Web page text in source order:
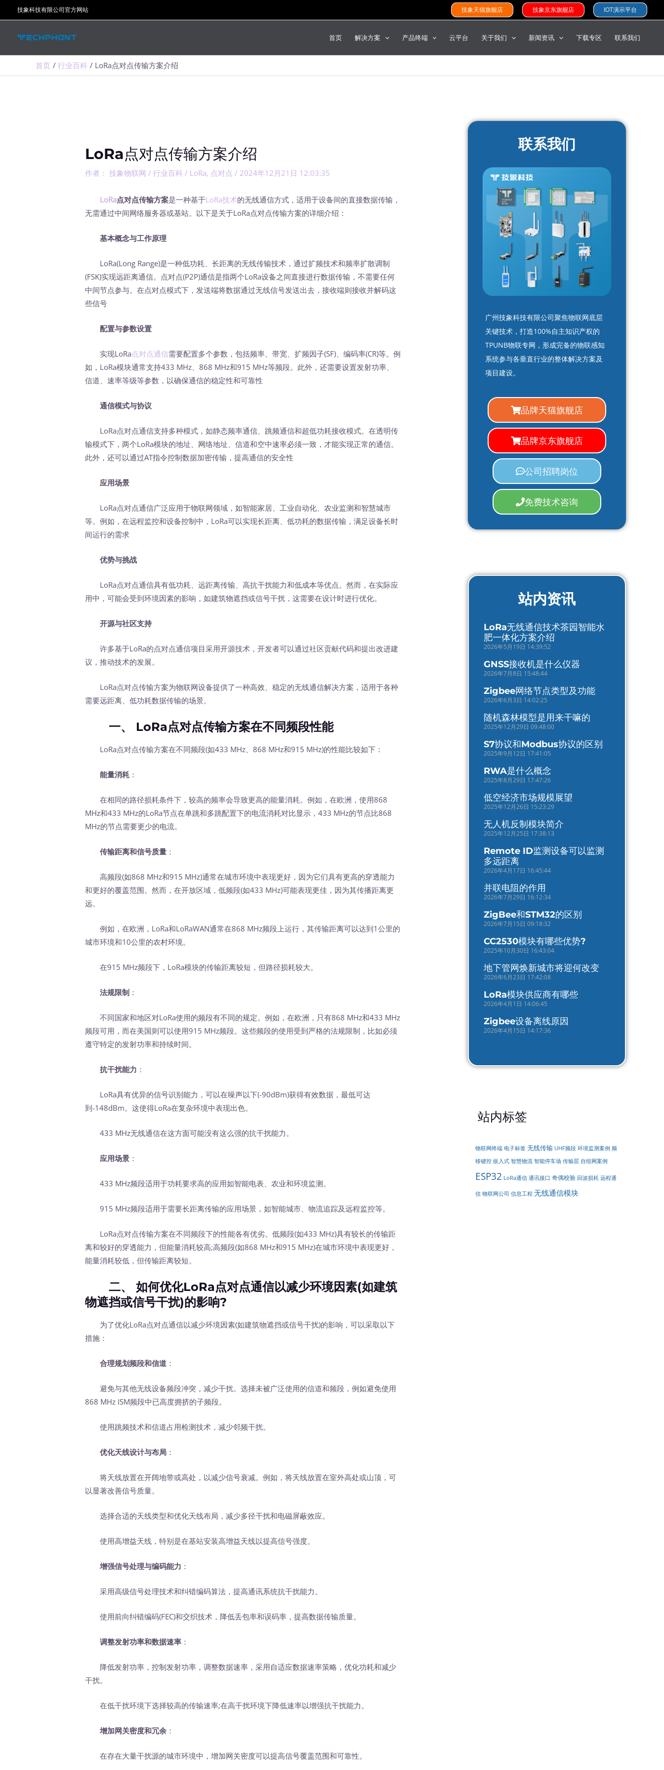
至
技象科技有限公司官方网站 技象天猫旗舰店 技象京东旗舰店 IOT演示平台
首页 解决方案 产品终端 云平台 关于我们 新闻资讯 下载专区 联系我们
首页 行业百科 LoRa点对点传输方案介绍
LoRa点对点传输方案介绍
作者： 技象物联网/行业百科 / LoRa, 点对点 / 2024年12月21日 12:03:35
LoRa点对点传输方案是一种基于LoRa技术的无线通信方式，适用于设备间的直接数据传输，
无需通过中间网络服务器或基站。以下是关于LoRa点对点传输方案的详细介绍：
基本概念与工作原理
LoRa(Long Range)是一种低功耗、长距离的无线传输技术，通过扩频技术和频率扩散调制
(FSK)实现远距离通信。点对点(P2P)通信是指两个LoRa设备之间直接进行数据传输，不需要任何
中间节点参与。在点对点模式下，发送端将数据通过无线信号发送出去，接收端则接收并解码这
些信号
配置与参数设置
实现LoRa点对点通信需要配置多个参数，包括频率、带宽、扩频因子(SF)、编码率(CR)等。例
如，LoRa模块通常支持433 MHz、868 MHz和915 MHz等频段。此外，还需要设置发射功率、
信道、速率等级等参数，以确保通信的稳定性和可靠性
通信模式与协议
LoRa点对点通信支持多种模式，如静态频率通信、跳频通信和超低功耗接收模式。在透明传
输模式下，两个LoRa模块的地址、网络地址、信道和空中速率必须一致，才能实现正常的通信。
此外，还可以通过AT指令控制数据加密传输，提高通信的安全性
应用场景
LoRa点对点通信广泛应用于物联网领域，如智能家居、工业自动化、农业监测和智慧城市
等。例如，在远程监控和设备控制中，LoRa可以实现长距离、低功耗的数据传输，满足设备长时
间运行的需求
优势与挑战
LoRa点对点通信具有低功耗、远距离传输、高抗干扰能力和低成本等优点。然而，在实际应
用中，可能会受到环境因素的影响，如建筑物遮挡或信号干扰，这需要在设计时进行优化。
开源与社区支持
许多基于LoRa的点对点通信项目采用开源技术，开发者可以通过社区贡献代码和提出改进建
议，推动技术的发展。
LoRa点对点传输方案为物联网设备提供了一种高效、稳定的无线通信解决方案，适用于各种
需要远距离、低功耗数据传输的场景。
一、 LoRa点对点传输方案在不同频段性能
LoRa点对点传输方案在不同频段(如433 MHz、868 MHz和915 MHz)的性能比较如下：
能量消耗 ：
在相同的路径损耗条件下，较高的频率会导致更高的能量消耗。例如，在欧洲，使用868
MHz和433 MHz的LoRa节点在单跳和多跳配置下的电流消耗对比显示，433 MHz的节点比868
MHz的节点需要更少的电流。
传输距离和信号质量 ：
高频段(如868 MHz和915 MHz)通常在城市环境中表现更好，因为它们具有更高的穿透能力
和更好的覆盖范围。然而，在开放区域，低频段(如433 MHz)可能表现更佳，因为其传播距离更
远。
例如，在欧洲，LoRa和LoRaWAN通常在868 MHz频段上运行，其传输距离可以达到1公里的
城市环境和10公里的农村环境。
在915 MHz频段下，LoRa模块的传输距离较短，但路径损耗较大。
法规限制 ：
不同国家和地区对LoRa使用的频段有不同的规定。例如，在欧洲，只有868 MHz和433 MHz
频段可用，而在美国则可以使用915 MHz频段。这些频段的使用受到严格的法规限制，比如必须
遵守特定的发射功率和持续时间。
抗干扰能力 ：
LoRa具有优异的信号识别能力，可以在噪声以下(-90dBm)获得有效数据，最低可达
到-148dBm。这使得LoRa在复杂环境中表现出色。
433 MHz无线通信在这方面可能没有这么强的抗干扰能力。
应用场景 ：
433 MHz频段适用于功耗要求高的应用如智能电表、农业和环境监测。
915 MHz频段适用于需要长距离传输的应用场景，如智能城市、物流追踪及远程监控等。
LoRa点对点传输方案在不同频段下的性能各有优劣。低频段(如433 MHz)具有较长的传输距
离和较好的穿透能力，但能量消耗较高;高频段(如868 MHz和915 MHz)在城市环境中表现更好，
能量消耗较低，但传输距离较短。
二、 如何优化LoRa点对点通信以减少环境因素(如建筑
物遮挡或信号干扰)的影响?
为了优化LoRa点对点通信以减少环境因素(如建筑物遮挡或信号干扰)的影响，可以采取以下
措施：
合理规划频段和信道 ：
避免与其他无线设备频段冲突，减少干扰。选择未被广泛使用的信道和频段，例如避免使用
868 MHz ISM频段中已高度拥挤的子频段。
使用跳频技术和信道占用检测技术，减少邻频干扰。
优化天线设计与布局 ：
将天线放置在开阔地带或高处，以减少信号衰减。例如，将天线放置在室外高处或山顶，可
以显著改善信号质量。
选择合适的天线类型和优化天线布局，减少多径干扰和电磁屏蔽效应。
使用高增益天线，特别是在基站安装高增益天线以提高信号强度。
增强信号处理与编码能力 ：
采用高级信号处理技术和纠错编码算法，提高通讯系统抗干扰能力。
使用前向纠错编码(FEC)和交织技术，降低丢包率和误码率，提高数据传输质量。
调整发射功率和数据速率 ：
降低发射功率，控制发射功率，调整数据速率，采用自适应数据速率策略，优化功耗和减少
干扰。
在低干扰环境下选择较高的传输速率;在高干扰环境下降低速率以增强抗干扰能力。
增加网关密度和冗余 ：
在存在大量干扰源的城市环境中，增加网关密度可以提高信号覆盖范围和可靠性。
联系我们
广州技象科技有限公司聚焦物联网底层
关键技术，打造100%自主知识产权的
TPUNB物联专网，形成完备的物联感知
系统参与各垂直行业的整体解决方案及
项目建设。
品牌天猫旗舰店
品牌京东旗舰店
公司招聘岗位
免费技术咨询
站内资讯
LoRa无线通信技术茶园智能水
肥一体化方案介绍
2026年5月19日 14:39:52
GNSS接收机是什么仪器
2026年7月8日 15:48:44
Zigbee网络节点类型及功能
2026年6月3日 14:02:25
随机森林模型是用来干嘛的
2025年12月29日 09:48:00
S7协议和Modbus协议的区别
2025年9月12日 17:41:05
RWA是什么概念
2025年8月29日 17:47:26
低空经济市场规模展望
2025年12月26日 15:23:29
无人机反制模块简介
2025年12月25日 17:38:13
Remote ID监测设备可以监测
多远距离
2026年4月17日 16:45:44
并联电阻的作用
2026年7月29日 16:12:34
ZigBee和STM32的区别
2026年7月15日 09:18:32
CC2530模块有哪些优势?
2025年10月30日 16:43:04
地下管网焕新城市将迎何改变
2026年6月23日 17:42:08
LoRa模块供应商有哪些
2026年4月1日 14:06:45
Zigbee设备离线原因
2026年4月15日 14:17:36
站内标签
物联网终端 电子标签 无线传输 UHF频段 环境监测案例 频
移键控 嵌入式 智慧物流 智能停车场 传输层 自组网案例
ESP32 LoRa通信 通讯接口 奇偶校验 回波损耗 远程通
信 物联网公司 信息工程 无线通信模块